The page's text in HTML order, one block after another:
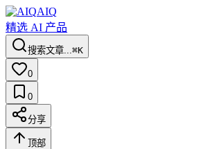
AIQ
精选 AI 产品
搜索文章...⌘K
0
0
分享
顶部